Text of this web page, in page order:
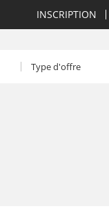
INSCRIPTION